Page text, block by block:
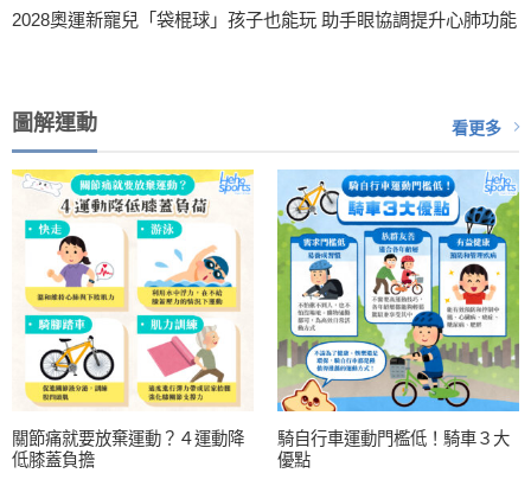
2028奧運新寵兒「袋棍球」孩子也能玩 助手眼協調提升心肺功能
圖解運動 看更多
關節痛就要放棄運動？４運動降
低膝蓋負擔
騎自行車運動門檻低！騎車３大
優點